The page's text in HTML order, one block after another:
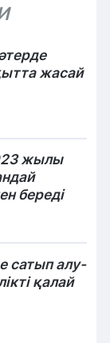
жасай
жылы
береді
сатып алу-
қалай